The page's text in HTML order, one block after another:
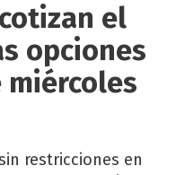
el
opciones
miércoles
restricciones en